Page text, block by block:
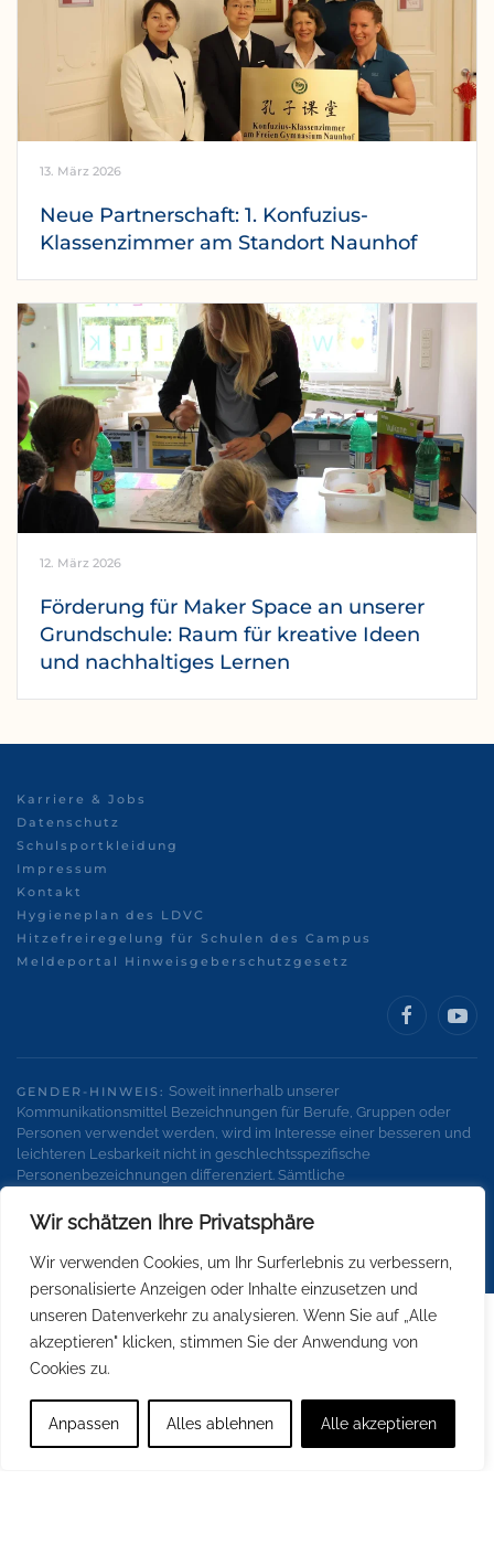
Wir schätzen Ihre Privatsphäre
Wir verwenden Cookies, um Ihr Surferlebnis zu verbessern,
personalisierte Anzeigen oder Inhalte einzusetzen und
unseren Datenverkehr zu analysieren. Wenn Sie auf „Alle
akzeptieren" klicken, stimmen Sie der Anwendung von
Cookies zu.
Anpassen Alles ablehnen Alle akzeptieren
13. März 2026
Neue Partnerschaft: 1. Konfuzius-
Klassenzimmer am Standort Naunhof
12. März 2026
Förderung für Maker Space an unserer
Grundschule: Raum für kreative Ideen
und nachhaltiges Lernen
Karriere & Jobs
Datenschutz
Schulsportkleidung
Impressum
Kontakt
Hygieneplan des LDVC
Hitzefreiregelung für Schulen des Campus
Meldeportal Hinweisgeberschutzgesetz
GENDER-HINWEIS: Soweit innerhalb unserer
Kommunikationsmittel Bezeichnungen für Berufe, Gruppen oder
Personen verwendet werden, wird im Interesse einer besseren und
leichteren Lesbarkeit nicht in geschlechtsspezifische
Personenbezeichnungen differenziert. Sämtliche
Geschlechter.